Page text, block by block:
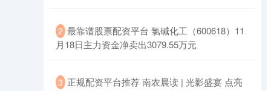
北证50 1134.24 +11.37 +1.01%
2 ​最靠谱股票配资平台 氯碱化工（600618）11
月18日主力资金净卖出3079.55万元
3 ​正规配资平台推荐 南农晨读 | 光影盛宴 点亮